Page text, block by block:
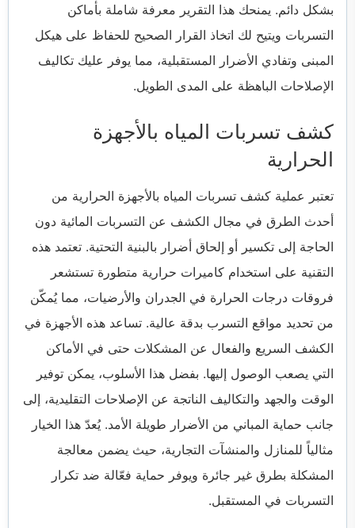
بشكل دائم. يمنحك هذا التقرير معرفة شاملة بأماكن
التسربات ويتيح لك اتخاذ القرار الصحيح للحفاظ على هيكل
المبنى وتفادي الأضرار المستقبلية، مما يوفر عليك تكاليف
الإصلاحات الباهظة على المدى الطويل.
كشف تسربات المياه بالأجهزة
الحرارية
تعتبر عملية كشف تسربات المياه بالأجهزة الحرارية من
أحدث الطرق في مجال الكشف عن التسربات المائية دون
الحاجة إلى تكسير أو إلحاق أضرار بالبنية التحتية. تعتمد هذه
التقنية على استخدام كاميرات حرارية متطورة تستشعر
فروقات درجات الحرارة في الجدران والأرضيات، مما يُمكّن
من تحديد مواقع التسرب بدقة عالية. تساعد هذه الأجهزة في
الكشف السريع والفعال عن المشكلات حتى في الأماكن
التي يصعب الوصول إليها. بفضل هذا الأسلوب، يمكن توفير
الوقت والجهد والتكاليف الناتجة عن الإصلاحات التقليدية، إلى
جانب حماية المباني من الأضرار طويلة الأمد. يُعدّ هذا الخيار
مثالياً للمنازل والمنشآت التجارية، حيث يضمن معالجة
المشكلة بطرق غير جائرة ويوفر حماية فعّالة ضد تكرار
التسربات في المستقبل.